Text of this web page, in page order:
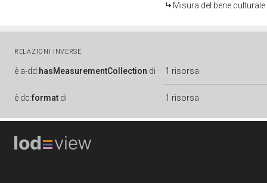
Misura del bene
RELAZIONI INVERSE
è a-dd:hasMeasurementCollection di 1 risorsa
è dc:format di 1 risorsa